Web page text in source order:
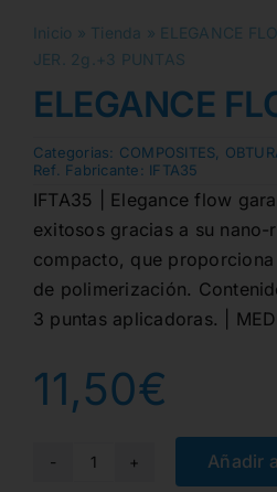
Inicio » Tienda » ELEGANCE
JER. 2g.+3 PUNTAS
ELEGANCE
Categorias: COMPOSITES
Ref. Fabricante: IFTA35
IFTA35 | Elegance flow
exitosos gracias a su nano-
compacto, que
de polimerización.
3 puntas aplicadoras. |
11,50€
ELEGANCE
Añadir